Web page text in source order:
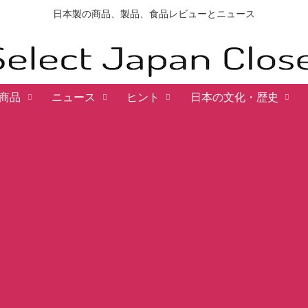
日本製の商品、製品、食品レビューとニュース
品 ニュース ヒント 日本の文化・歴史